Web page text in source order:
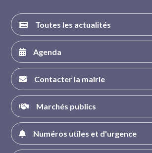
Toutes les actualités
Agenda
Contacter la mairie
Marchés publics
Numéros utiles et d'urgence